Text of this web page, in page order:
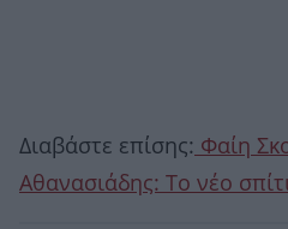
Διαβάστε επίσης: Φαίη
Αθανασιάδης: Το νέο